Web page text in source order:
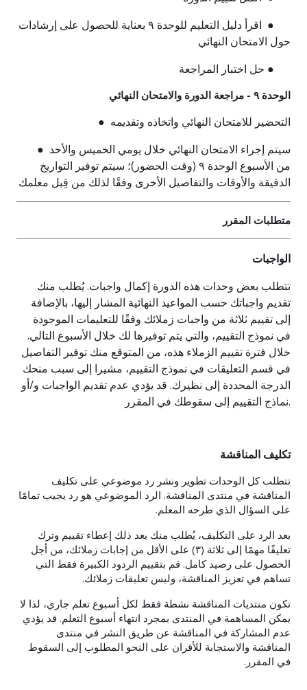
● اقرأ دليل التعليم للوحدة ٩ بعناية للحصول على إرشادات
حول الامتحان النهائي
● حل اختبار المراجعة
الوحدة ٩ - مراجعة الدورة والامتحان النهائي
● التحضير للامتحان النهائي واتخاذه وتقديمه
● سيتم إجراء الامتحان النهائي خلال يومي الخميس والأحد
من الأسبوع الوحدة ٩ (وقت الحضور)؛ سيتم توفير التواريخ
الدقيقة والأوقات والتفاصيل الأخرى وفقًا لذلك من قِبل معلمك
متطلبات المقرر
الواجبات
تقديم واجباتك حسب المواعيد النهائية المشار إليها، بالإضافة
إلى تقييم ثلاثة من واجبات زملائك وفقًا للتعليمات الموجودة
في نموذج التقييم، والتي يتم توفيرها لك خلال الأسبوع التالي.
خلال فترة تقييم الزملاء هذه، من المتوقع منك توفير التفاصيل
في قسم التعليقات في نموذج التقييم، مشيرا إلى سبب منحك
الدرجة المحددة إلى نظيرك. قد يؤدي عدم تقديم الواجبات و/أو
نماذج التقييم إلى سقوطك في المقرر.
تكليف المناقشة
تتطلب كل الوحدات تطوير ونشر رد موضوعي على تكليف
المناقشة في منتدى المناقشة. الرد الموضوعي هو رد يجيب تمامًا
على السؤال الذي طرحه المعلم.
بعد الرد على التكليف، يُطلب منك بعد ذلك إعطاء تقييم وترك
تعليقًا مهمًا إلى ثلاثة (٣) على الأقل من إجابات زملائك، من أجل
الحصول على رصيد كامل. قم بتقييم الردود الكبيرة فقط التي
تساهم في تعزيز المناقشة، وليس تعليقات زملائك.
تكون منتديات المناقشة نشطة فقط لكل أسبوع تعلم جاري، لذا لا
يمكن المساهمة في المنتدى بمجرد انتهاء أسبوع التعلم. قد يؤدي
عدم المشاركة في المناقشة عن طريق النشر في منتدى
المناقشة والاستجابة للأقران على النحو المطلوب إلى السقوط
في المقرر.